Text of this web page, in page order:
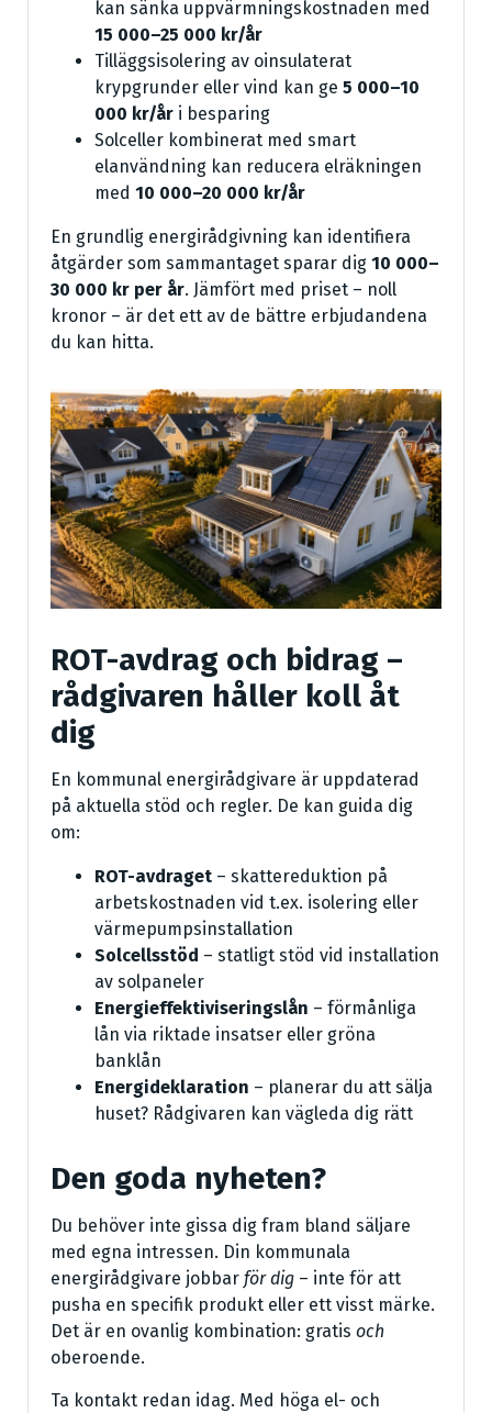
kan sänka uppvärmningskostnaden med
15 000–25 000 kr/år
Tilläggsisolering av oinsulaterat
krypgrunder eller vind kan ge 5 000–10
000 kr/år i besparing
Solceller kombinerat med smart
elanvändning kan reducera elräkningen
med 10 000–20 000 kr/år
En grundlig energirådgivning kan identifiera
åtgärder som sammantaget sparar dig 10 000–
30 000 kr per år. Jämfört med priset – noll
kronor – är det ett av de bättre erbjudandena
du kan hitta.
ROT-avdrag och bidrag –
rådgivaren håller koll åt
dig
En kommunal energirådgivare är uppdaterad
på aktuella stöd och regler. De kan guida dig
om:
ROT-avdraget – skattereduktion på
arbetskostnaden vid t.ex. isolering eller
värmepumpsinstallation
Solcellsstöd – statligt stöd vid installation
av solpaneler
Energieffektiviseringslån – förmånliga
lån via riktade insatser eller gröna
banklån
Energideklaration – planerar du att sälja
huset? Rådgivaren kan vägleda dig rätt
Den goda nyheten?
Du behöver inte gissa dig fram bland säljare
med egna intressen. Din kommunala
energirådgivare jobbar för dig – inte för att
pusha en specifik produkt eller ett visst märke.
Det är en ovanlig kombination: gratis och
oberoende.
Ta kontakt redan idag. Med höga el- och